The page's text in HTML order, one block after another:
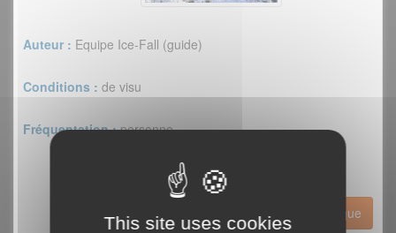
Auteur : Equipe Ice-Fall (guide)
Conditions : de visu
Fréquentation :personne
Historique
This site uses cookies